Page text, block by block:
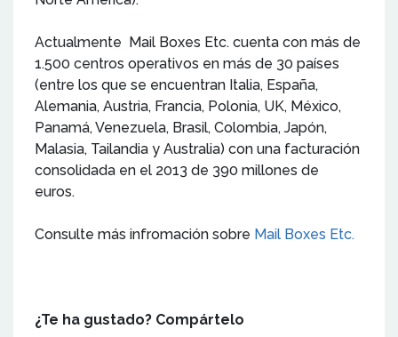
Actualmente Mail Boxes Etc. cuenta con más de
1.500 centros operativos en más de 30 países
(entre los que se encuentran Italia, España,
Alemania, Austria, Francia, Polonia, UK, México,
Panamá, Venezuela, Brasil, Colombia, Japón,
Malasia, Tailandia y Australia) con una facturación
consolidada en el 2013 de 390 millones de
euros.
Consulte más infromación sobre Mail Boxes Etc.
¿Te ha gustado? Compártelo